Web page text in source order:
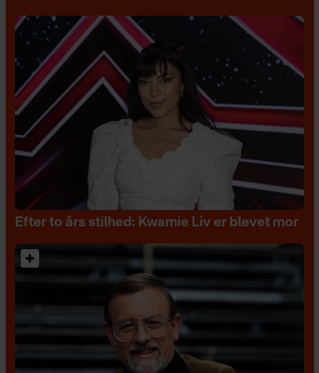
Efter to års stilhed: Kwamie Liv er blevet mor